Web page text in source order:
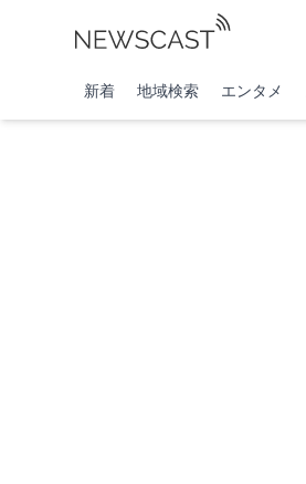
新着 地域検索 エンタメ